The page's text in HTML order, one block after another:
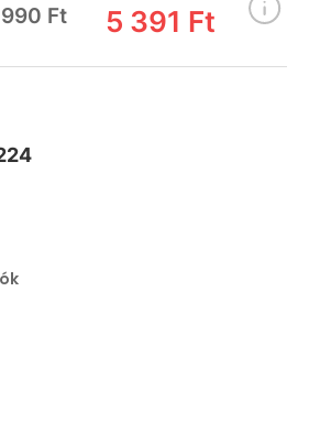
Ft 5 391 Ft